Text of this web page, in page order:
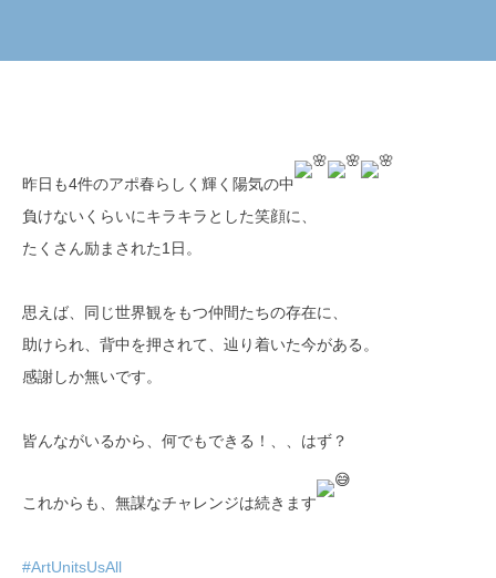
昨日も4件のアポ春らしく輝く陽気の中
負けないくらいにキラキラとした笑顔に、
たくさん励まされた1日。
思えば、同じ世界観をもつ仲間たちの存在に、
助けられ、背中を押されて、辿り着いた今がある。
感謝しか無いです。
皆んながいるから、何でもできる！、、はず？
これからも、無謀なチャレンジは続きます
#ArtUnitsUsAll